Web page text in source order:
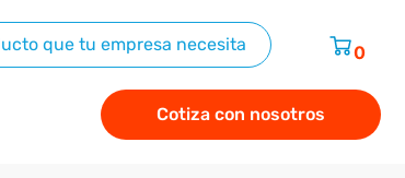
0
Cotiza con nosotros